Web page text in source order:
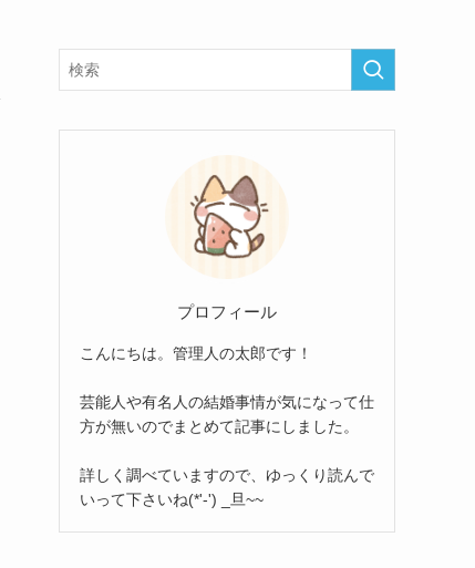
プロフィール
こんにちは。管理人の太郎です！
芸能人や有名人の結婚事情が気になって仕
方が無いのでまとめて記事にしました。
詳しく調べていますので、ゆっくり読んで
いって下さいね(*'-') _旦~~